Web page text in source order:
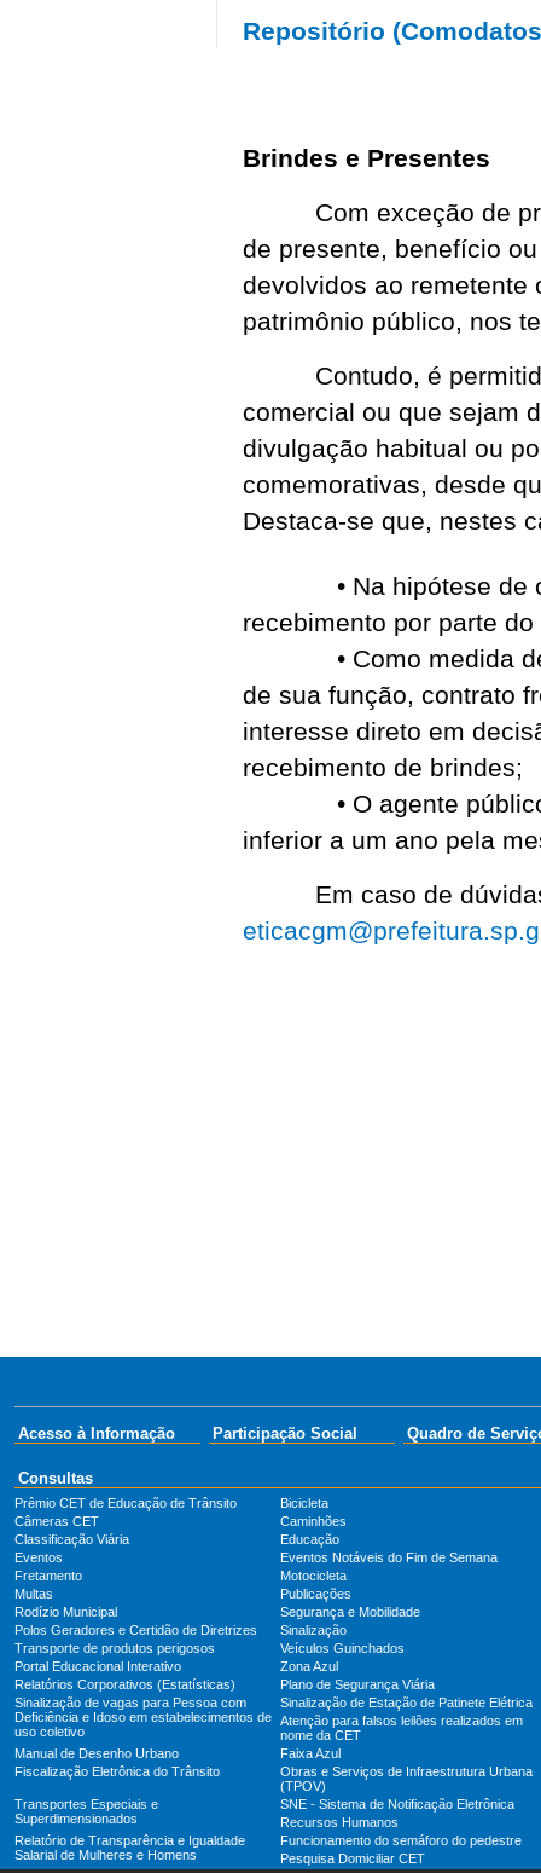
Repositório
Brindes e Presentes
Com exceção de
de presente, benefício
devolvidos ao remetente
patrimônio público, nos
Contudo, é permitido
comercial ou que sejam
divulgação habitual ou
comemorativas, desde
Destaca-se que, nestes
• Na hipótese de os
recebimento por parte
• Como medida de
de sua função, contrato
interesse direto em
recebimento de brindes;
• O agente público
inferior a um ano pela
Em caso de dúvidas,
Acesso à Informação Participação Social Quadro de
Consultas
Prêmio CET de Educação de Trânsito
Bicicleta
Câmeras CET
Caminhões
Classificação Viária
Educação
Eventos
Eventos Notáveis do Fim de Semana
Fretamento
Motocicleta
Multas
Publicações
Rodízio Municipal
Segurança e Mobilidade
Polos Geradores e Certidão de Diretrizes
Sinalização
Transporte de produtos perigosos
Veículos Guinchados
Portal Educacional Interativo
Zona Azul
Relatórios Corporativos (Estatísticas)
Plano de Segurança Viária
Sinalização de vagas para Pessoa com
Deficiência e Idoso em estabelecimentos de
uso coletivo
Sinalização de Estação de Patinete Elétrica
Atenção para falsos leilões realizados em
nome da CET
Manual de Desenho Urbano
Faixa Azul
Fiscalização Eletrônica do Trânsito
Obras e Serviços de Infraestrutura Urbana
(TPOV)
Transportes Especiais e
Superdimensionados
SNE - Sistema de Notificação Eletrônica
Recursos Humanos
Relatório de Transparência e Igualdade
Salarial de Mulheres e Homens
Funcionamento do semáforo do pedestre
Pesquisa Domiciliar CET